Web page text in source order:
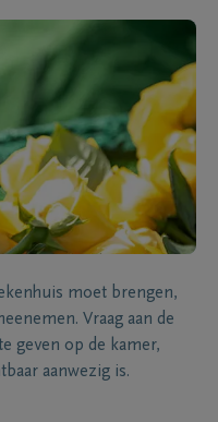
moet brengen,
Vraag aan de
geven op de kamer,
aanwezig is.